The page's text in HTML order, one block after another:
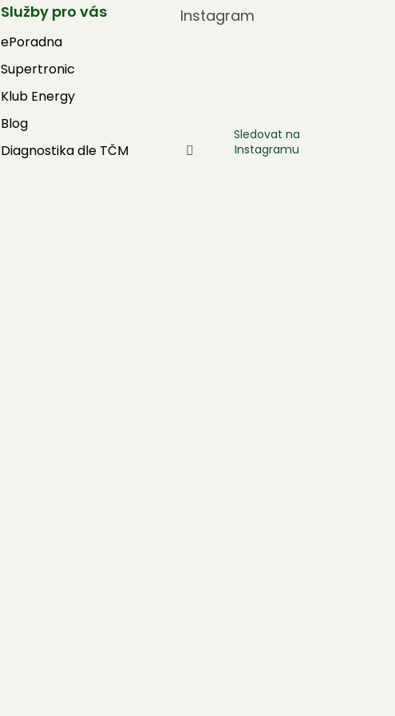
Služby pro vás
ePoradna
Supertronic
Klub Energy
Blog
Diagnostika dle TČM
Instagram
Sledovat na
Instagramu